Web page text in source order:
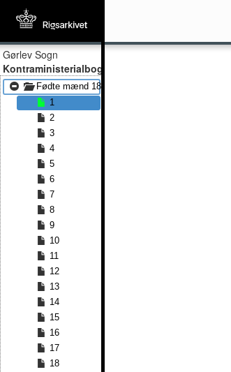
Gørlev Sogn
Kontraministerialbog
Fødte mænd 1858 - Fødte mænd 1878
1
2
3
4
5
6
7
8
9
10
11
12
13
14
15
16
17
18